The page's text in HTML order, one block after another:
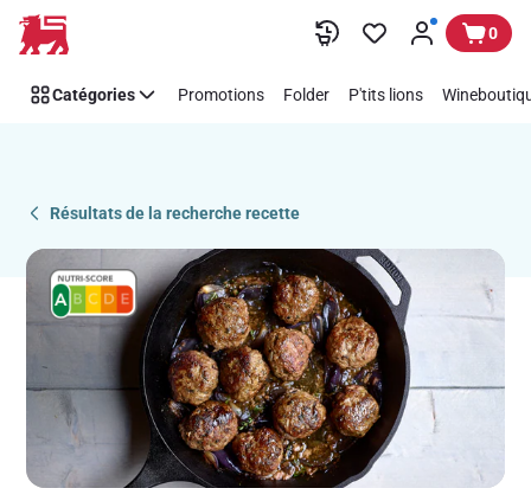
Passer
Recipe
Details
0
Catégories Promotions Folder P'tits lions
Résultats de la recherche recette